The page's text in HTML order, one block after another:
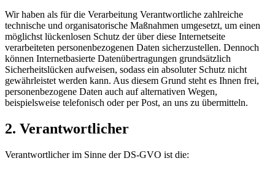
Wir haben als für die Verarbeitung Verantwortliche zahlreiche
technische und organisatorische Maßnahmen umgesetzt, um einen
möglichst lückenlosen Schutz der über diese Internetseite
verarbeiteten personenbezogenen Daten sicherzustellen. Dennoch
können Internetbasierte Datenübertragungen grundsätzlich
Sicherheitslücken aufweisen, sodass ein absoluter Schutz nicht
gewährleistet werden kann. Aus diesem Grund steht es Ihnen frei,
personenbezogene Daten auch auf alternativen Wegen,
beispielsweise telefonisch oder per Post, an uns zu übermitteln.
2. Verantwortlicher
Verantwortlicher im Sinne der DS-GVO ist die: